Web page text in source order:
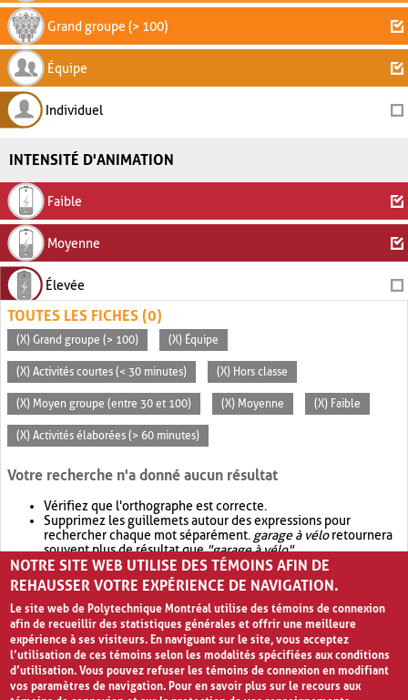
Grand groupe (> 100)
Équipe
Individuel
INTENSITÉ D'ANIMATION
Faible
Moyenne
Élevée
TOUTES LES FICHES (0)
(X) Grand groupe (> 100) (X) Équipe
(X) Activités courtes (< 30 minutes) (X) Hors classe
(X) Moyen groupe (entre 30 et 100) (X) Moyenne (X) Faible
(X) Activités élaborées (> 60 minutes)
Votre recherche n'a donné aucun résultat
Vérifiez que l'orthographe est correcte.
Supprimez les guillemets autour des expressions pour
rechercher chaque mot séparément. garage à véloretournera
souvent plus de résultat que"garage à vélo".
Envisagez d'élargir votre recherche avec OR.garage OR vélo
retournera souvent plus de résultat quegarage à vélo
NOTRE SITE WEB UTILISE DES TÉMOINS AFIN DE
REHAUSSER VOTRE EXPÉRIENCE DE NAVIGATION.
Le site web de Polytechnique Montréal utilise des témoins de connexion
afin de recueillir des statistiques générales et offrir une meilleure
expérience à ses visiteurs. En naviguant sur le site, vous acceptez
l’utilisation de ces témoins selon les modalités spécifiées aux conditions
d’utilisation. Vous pouvez refuser les témoins de connexion en modifiant
vos paramètres de navigation. Pour en savoir plus sur le recours aux